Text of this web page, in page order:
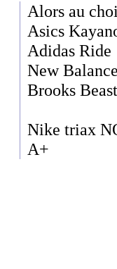
Alors au
Asics
Adidas Ride
New
Brooks
Nike triax
A+